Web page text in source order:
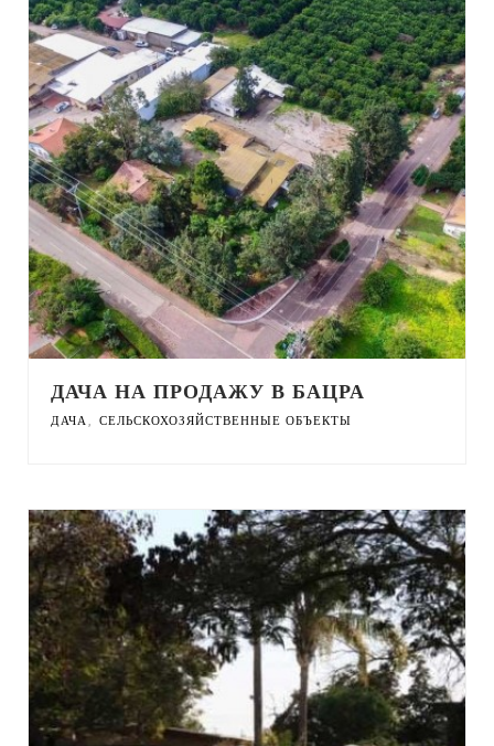
ДАЧА НА ПРОДАЖУ В БАЦРА
ДАЧА, СЕЛЬСКОХОЗЯЙСТВЕННЫЕ ОБЪЕКТЫ